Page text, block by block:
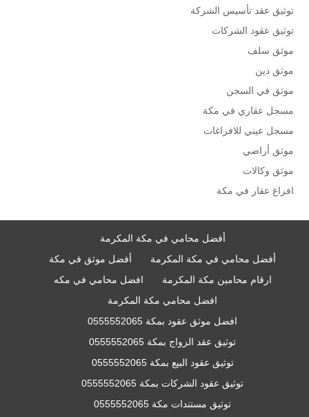
توثيق عقد تأسيس الشركة
توثيق عقود الشركات
موثق سلف
موثق دين
موثق في السجن
مسجل عقاري في مكة
مسجل عيني للافراغات
موثق أراضي
موثق وكالات
افراغ عقار في مكة
أفضل محامي في مكة المكرمة
أفضل محامي في مكة المكرمة
أفضل موثق في مكة
ارقام محامين مكة المكرمة
افضل محامي في مكه
افضل محامي مكة المكرمة
افضل موثق عقود بمكة 0555552065
توثيق عقد الزواج بمكة 0555552065
توثيق عقود البيع بمكة 0555552065
توثيق عقود الشركات بمكة 0555552065
توثيق مستندات مكة 0555552065